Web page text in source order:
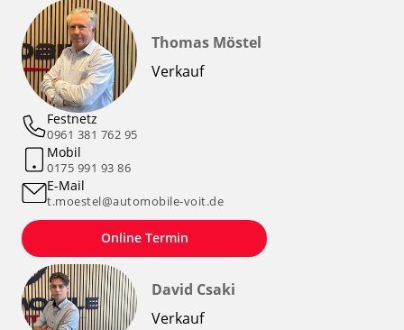
Thomas Möstel
Verkauf
Festnetz
0961 381 762 95
Mobil
0175 991 93 86
E-Mail
t.moestel@automobile-voit.de
Online Termin
David Csaki
Verkauf